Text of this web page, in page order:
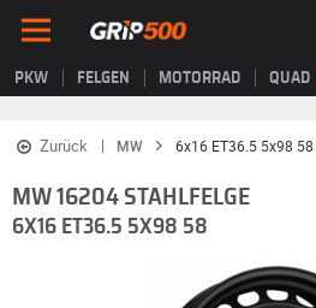
PKW FELGEN MOTORRAD QUAD
Zurück MW 6x16 ET36.5 5x98 58
MW 16204 STAHLFELGE
6X16 ET36.5 5X98 58